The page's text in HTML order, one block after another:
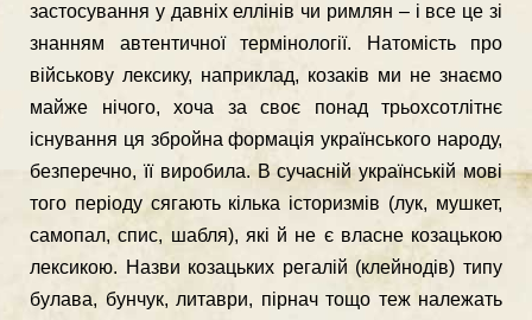
застосування у давнiх еллiнiв чи римлян – i все це зi
знанням автентичної термiнологiї. Натомiсть про
вiйськову лексику, наприклад, козакiв ми не знаємо
майже нiчого, хоча за своє понад трьохсотлiтнє
iснування ця збройна формацiя українського народу,
безперечно, її виробила. В сучаснiй українськiй мовi
того перiоду сягають кiлька iсторизмiв (лук, мушкет,
самопал, спис, шабля), якi й не є власне козацькою
лексикою. Назви козацьких регалiй (клейнодiв) типу
булава, бунчук, литаври, пiрнач тощо теж належать